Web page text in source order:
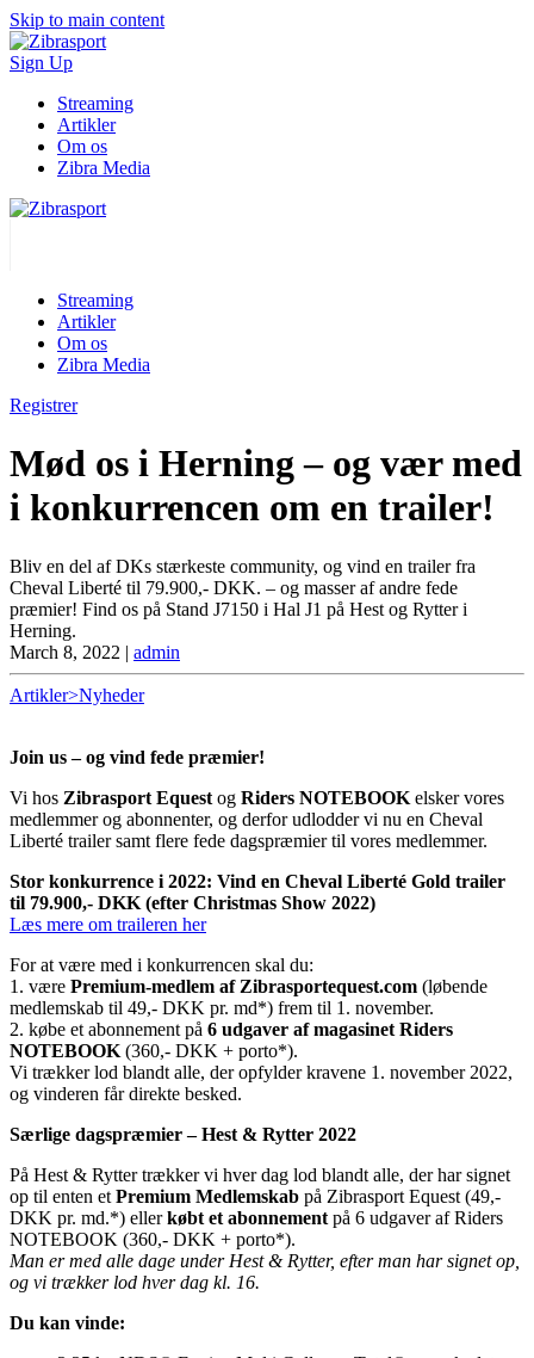
Skip to main content
Sign Up
Streaming
Artikler
Om os
Zibra Media
Streaming
Artikler
Om os
Zibra Media
Registrer
Mød os i Herning – og vær med
i konkurrencen om en trailer!
Bliv en del af DKs stærkeste community, og vind en trailer fra
Cheval Liberté til 79.900,- DKK. – og masser af andre fede
præmier! Find os på Stand J7150 i Hal J1 på Hest og Rytter i
Herning.
March 8, 2022 | admin
Artikler>Nyheder
Join us – og vind fede præmier!
Vi hos Zibrasport Equest og Riders NOTEBOOK elsker vores
medlemmer og abonnenter, og derfor udlodder vi nu en Cheval
Liberté trailer samt flere fede dagspræmier til vores medlemmer.
Stor konkurrence i 2022: Vind en Cheval Liberté Gold trailer
til 79.900,- DKK (efter Christmas Show 2022)
Læs mere om traileren her
For at være med i konkurrencen skal du:
1. være Premium-medlem af Zibrasportequest.com (løbende
medlemskab til 49,- DKK pr. md*) frem til 1. november.
2. købe et abonnement på 6 udgaver af magasinet Riders
NOTEBOOK (360,- DKK + porto*).
Vi trækker lod blandt alle, der opfylder kravene 1. november 2022,
og vinderen får direkte besked.
Særlige dagspræmier – Hest & Rytter 2022
På Hest & Rytter trækker vi hver dag lod blandt alle, der har signet
op til enten et Premium Medlemskab på Zibrasport Equest (49,-
DKK pr. md.*) ellerkøbt et abonnement på 6 udgaver af Riders
NOTEBOOK (360,- DKK + porto*).
Man er med alle dage under Hest & Rytter, efter man har signet op,
og vi trækker lod hver dag kl. 16.
Du kan vinde: